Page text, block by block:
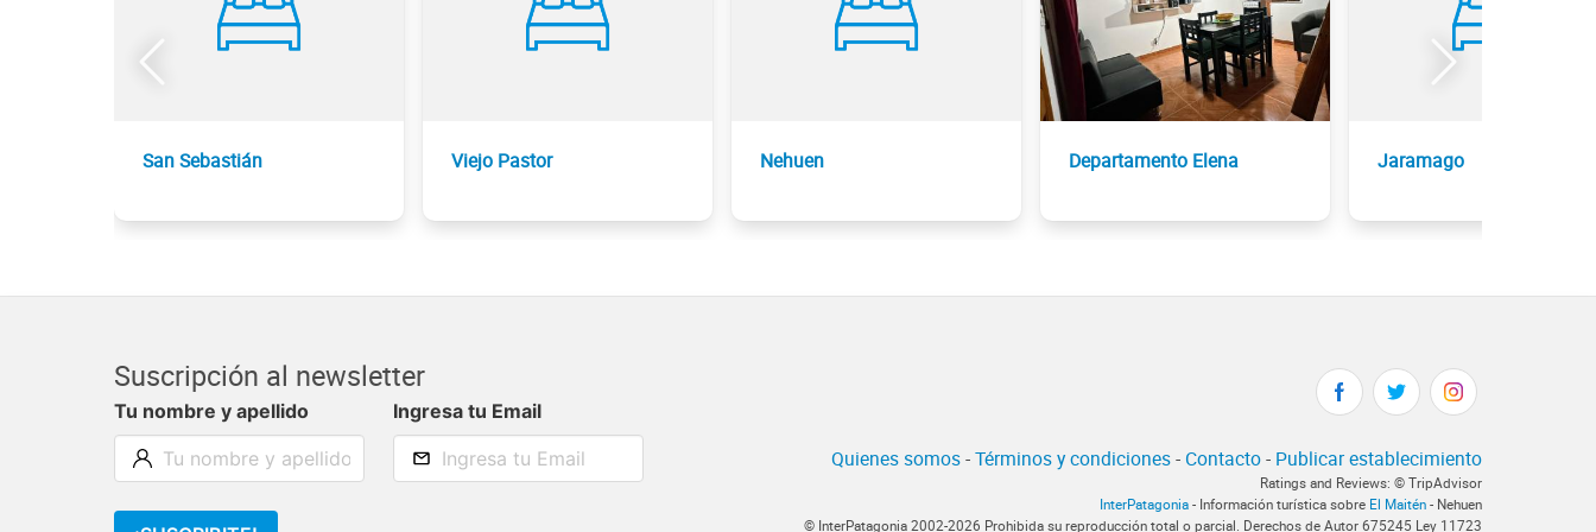
San Sebastián Viejo Pastor Nehuen Departamento Elena Jaramago
Suscripción al newsletter
Tu nombre y apellido Ingresa tu Email
Quienes somos-Términos y condiciones- Contacto- Publicar establecimiento
Ratings and Reviews: © TripAdvisor
InterPatagonia - Información turística sobre El Maitén - Nehuen
© InterPatagonia 2002-2026 Prohibida su reproducción total o parcial. Derechos de Autor 675245 Ley 11723